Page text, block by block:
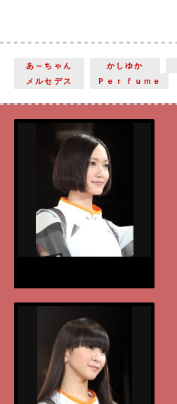
あ～ちゃん かしゆか
メルセデス
Ｐｅｒｆｕｍｅ